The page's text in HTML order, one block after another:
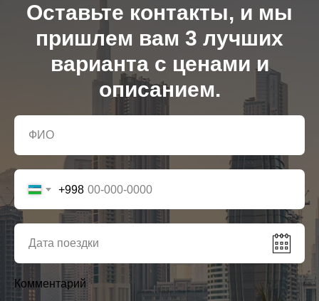
Оставьте контакты, и мы
пришлем вам 3 лучших
варианта с ценами и
описанием.
+998
Комментарий